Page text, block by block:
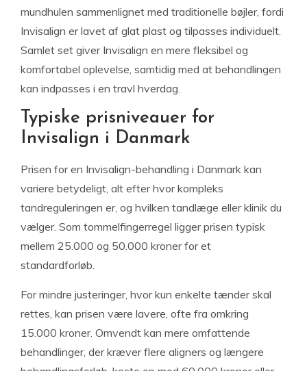
mundhulen sammenlignet med traditionelle bøjler, fordi
Invisalign er lavet af glat plast og tilpasses individuelt.
Samlet set giver Invisalign en mere fleksibel og
komfortabel oplevelse, samtidig med at behandlingen
kan indpasses i en travl hverdag.
Typiske prisniveauer for
Invisalign i Danmark
Prisen for en Invisalign-behandling i Danmark kan
variere betydeligt, alt efter hvor kompleks
tandreguleringen er, og hvilken tandlæge eller klinik du
vælger. Som tommelfingerregel ligger prisen typisk
mellem 25.000 og 50.000 kroner for et
standardforløb.
For mindre justeringer, hvor kun enkelte tænder skal
rettes, kan prisen være lavere, ofte fra omkring
15.000 kroner. Omvendt kan mere omfattende
behandlinger, der kræver flere aligners og længere